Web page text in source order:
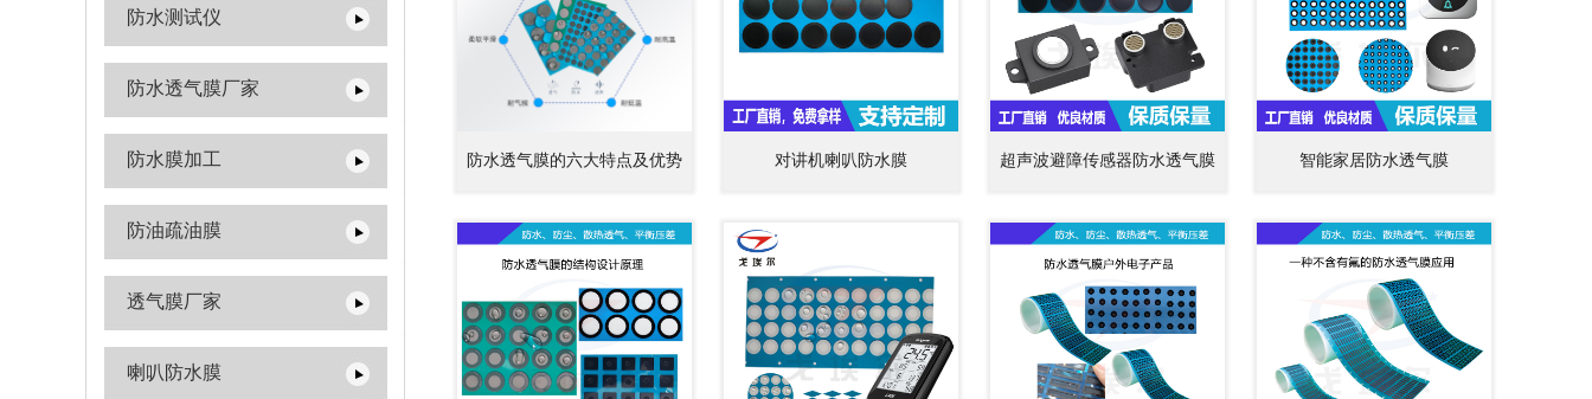
防水测试仪
防水透气膜厂家
防水膜加工
防油疏油膜
透气膜厂家
喇叭防水膜
防水透气膜的六大特点及优势 对讲机喇叭防水膜 超声波避障传感器防水透气膜 智能家居防水透气膜